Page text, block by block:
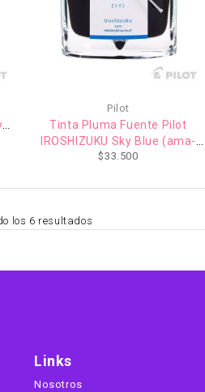
Pilot
Tinta Pluma Fuente Pilot
IROSHIZUKU Sky Blue (ama-
iro) 50ml
$33.500
los 6 resultados
Links
Nosotros